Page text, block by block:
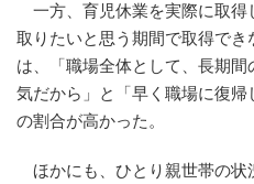
一方、育児休業を実際に取得
取りたいと思う期間で取得で
は、「職場全体として、長期
気だから」と「早く職場に復帰
の割合が高かった。
ほかにも、ひとり親世帯の状